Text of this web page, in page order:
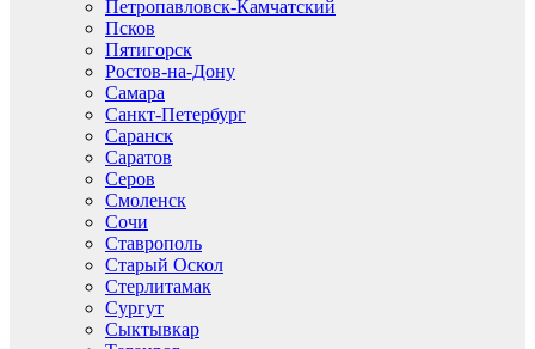
Петропавловск-Камчатский
Псков
Пятигорск
Ростов-на-Дону
Самара
Санкт-Петербург
Саранск
Саратов
Серов
Смоленск
Сочи
Ставрополь
Старый Оскол
Стерлитамак
Сургут
Сыктывкар